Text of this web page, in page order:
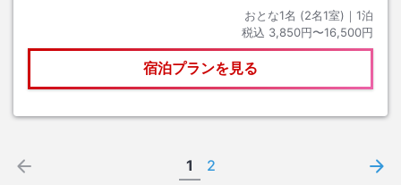
おとな1名 (2名1室)｜ 1泊
税込 3,850円〜16,500円
宿泊プランを見る
1 2